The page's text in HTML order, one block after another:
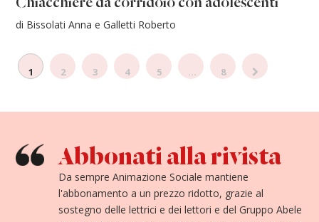
Chiacchiere da corridoio con adolescenti
di Bissolati Anna e Galletti Roberto
1 2 3 4 5 ... 8
Abbonati alla rivista
Da sempre Animazione Sociale mantiene
l'abbonamento a un prezzo ridotto, grazie al
sostegno delle lettrici e dei lettori e del Gruppo Abele